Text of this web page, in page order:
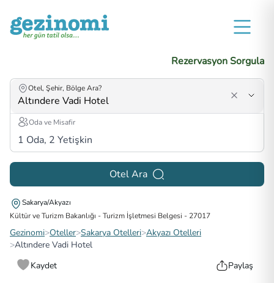
Rezervasyon Sorgula
Otel, Şehir, Bölge Ara?
Oda ve Misafir
1 Oda, 2 Yetişkin
Otel Ara
Sakarya/Akyazı
Kültür ve Turizm Bakanlığı - Turizm İşletmesi Belgesi - 27017
Gezinomi>Oteller>Sakarya Otelleri>Akyazı Otelleri
>Altındere Vadi Hotel
Paylaş
Kaydet